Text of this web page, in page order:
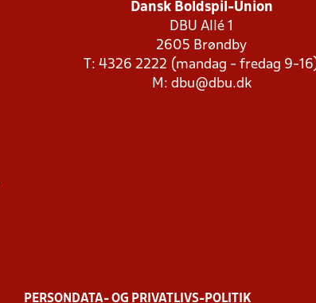
Dansk Boldspil-Union
DBU Allé 1
2605 Brøndby
T: 4326 2222 (mandag - fredag 9-
M: dbu@dbu.dk
PERSONDATA- OG PRIVATLIVS-POLITIK